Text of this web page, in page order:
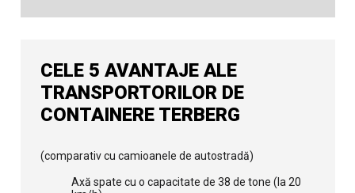
CELE 5 AVANTAJE ALE
TRANSPORTORILOR DE
CONTAINERE TERBERG
(comparativ cu camioanele de autostradă)
Axă spate cu o capacitate de 38 de tone (la 20